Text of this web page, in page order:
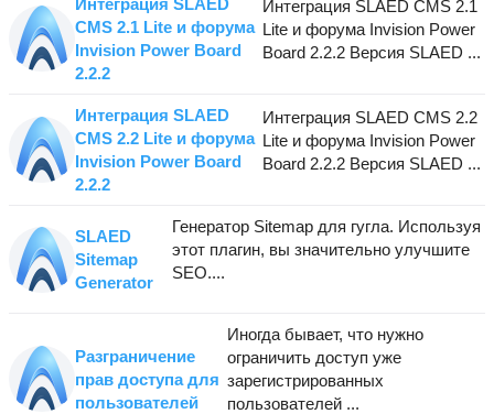
Интеграция SLAED
CMS 2.1 Lite и форума
Invision Power Board
2.2.2
Интеграция SLAED CMS 2.1
Lite и форума Invision Power
Board 2.2.2 Версия SLAED ...
Интеграция SLAED
CMS 2.2 Lite и форума
Invision Power Board
2.2.2
Интеграция SLAED CMS 2.2
Lite и форума Invision Power
Board 2.2.2 Версия SLAED ...
SLAED
Sitemap
Generator
Генератор Sitemap для гугла. Используя
этот плагин, вы значительно улучшите
SEO....
Разграничение
прав доступа для
пользователей
Иногда бывает, что нужно
ограничить доступ уже
зарегистрированных
пользователей ...